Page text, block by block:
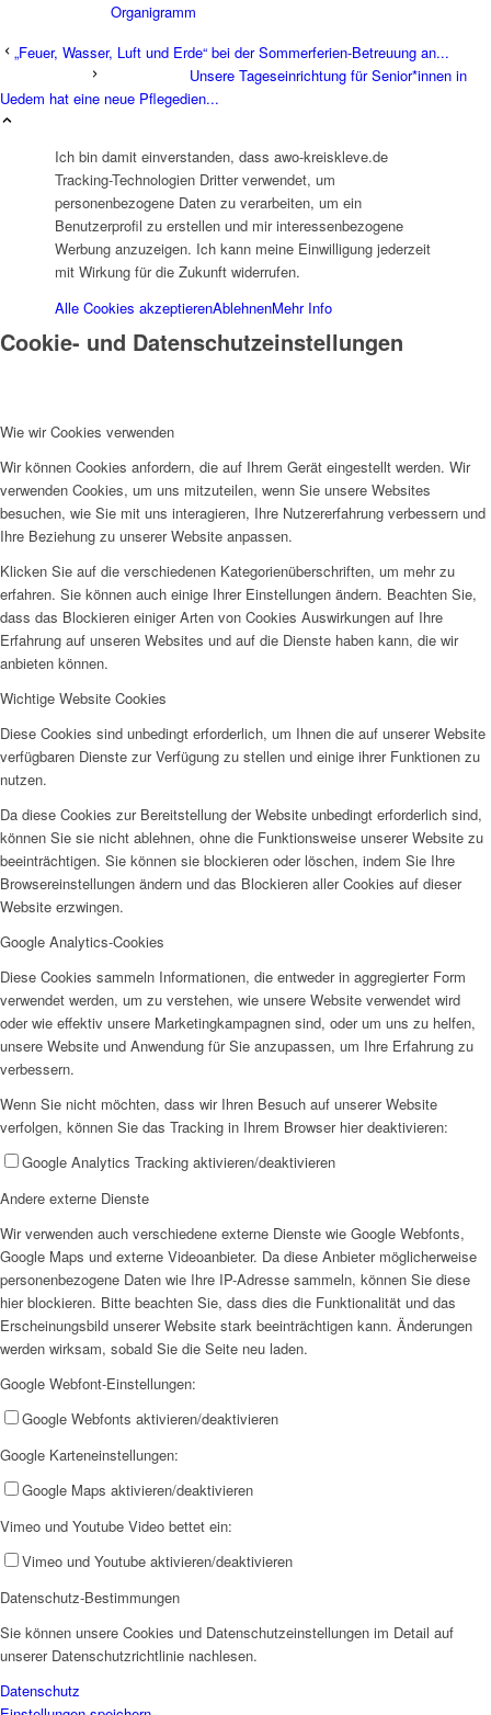
Organigramm
Betriebsrat
Projekte & Aktionen
AG Wohlfahrt im Kreis Kleve
Wir als Arbeitgeberin
Mitglied werden
Jobs
Feedback
Ortsvereine
„Feuer, Wasser, Luft und Erde“ bei der Sommerferien-Betreuung an...
Unsere Tageseinrichtung für Senior*innen in
Uedem hat eine neue Pflegedien...
Ich bin damit einverstanden, dass awo-kreiskleve.de
Tracking-Technologien Dritter verwendet, um
personenbezogene Daten zu verarbeiten, um ein
Benutzerprofil zu erstellen und mir interessenbezogene
Werbung anzuzeigen. Ich kann meine Einwilligung jederzeit
mit Wirkung für die Zukunft widerrufen.
Alle Cookies akzeptierenAblehnenMehr Info
Cookie- und Datenschutzeinstellungen
Wie wir Cookies verwenden
Wir können Cookies anfordern, die auf Ihrem Gerät eingestellt werden. Wir
verwenden Cookies, um uns mitzuteilen, wenn Sie unsere Websites
besuchen, wie Sie mit uns interagieren, Ihre Nutzererfahrung verbessern und
Ihre Beziehung zu unserer Website anpassen.
Klicken Sie auf die verschiedenen Kategorienüberschriften, um mehr zu
erfahren. Sie können auch einige Ihrer Einstellungen ändern. Beachten Sie,
dass das Blockieren einiger Arten von Cookies Auswirkungen auf Ihre
Erfahrung auf unseren Websites und auf die Dienste haben kann, die wir
anbieten können.
Wichtige Website Cookies
Diese Cookies sind unbedingt erforderlich, um Ihnen die auf unserer Website
verfügbaren Dienste zur Verfügung zu stellen und einige ihrer Funktionen zu
nutzen.
Da diese Cookies zur Bereitstellung der Website unbedingt erforderlich sind,
können Sie sie nicht ablehnen, ohne die Funktionsweise unserer Website zu
beeinträchtigen. Sie können sie blockieren oder löschen, indem Sie Ihre
Browsereinstellungen ändern und das Blockieren aller Cookies auf dieser
Website erzwingen.
Google Analytics-Cookies
Diese Cookies sammeln Informationen, die entweder in aggregierter Form
verwendet werden, um zu verstehen, wie unsere Website verwendet wird
oder wie effektiv unsere Marketingkampagnen sind, oder um uns zu helfen,
unsere Website und Anwendung für Sie anzupassen, um Ihre Erfahrung zu
verbessern.
Wenn Sie nicht möchten, dass wir Ihren Besuch auf unserer Website
verfolgen, können Sie das Tracking in Ihrem Browser hier deaktivieren:
Google Analytics Tracking aktivieren/deaktivieren
Andere externe Dienste
Wir verwenden auch verschiedene externe Dienste wie Google Webfonts,
Google Maps und externe Videoanbieter. Da diese Anbieter möglicherweise
personenbezogene Daten wie Ihre IP-Adresse sammeln, können Sie diese
hier blockieren. Bitte beachten Sie, dass dies die Funktionalität und das
Erscheinungsbild unserer Website stark beeinträchtigen kann. Änderungen
werden wirksam, sobald Sie die Seite neu laden.
Google Webfont-Einstellungen:
Google Webfonts aktivieren/deaktivieren
Google Karteneinstellungen:
Google Maps aktivieren/deaktivieren
Vimeo und Youtube Video bettet ein:
Vimeo und Youtube aktivieren/deaktivieren
Datenschutz-Bestimmungen
Sie können unsere Cookies und Datenschutzeinstellungen im Detail auf
unserer Datenschutzrichtlinie nachlesen.
Datenschutz